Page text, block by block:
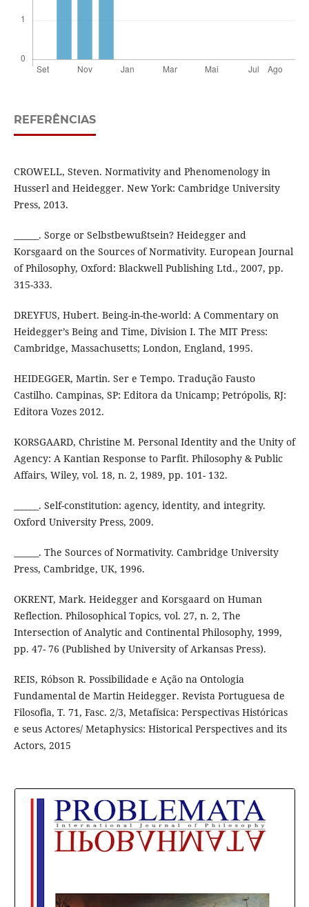
REFERÊNCIAS
CROWELL, Steven. Normativity and Phenomenology in
Husserl and Heidegger. New York: Cambridge University
Press, 2013.
______. Sorge or Selbstbewußtsein? Heidegger and
Korsgaard on the Sources of Normativity. European Journal
of Philosophy, Oxford: Blackwell Publishing Ltd., 2007, pp.
315-333.
DREYFUS, Hubert. Being-in-the-world: A Commentary on
Heidegger’s Being and Time, Division I. The MIT Press:
Cambridge, Massachusetts; London, England, 1995.
HEIDEGGER, Martin. Ser e Tempo. Tradução Fausto
Castilho. Campinas, SP: Editora da Unicamp; Petrópolis, RJ:
Editora Vozes 2012.
KORSGAARD, Christine M. Personal Identity and the Unity of
Agency: A Kantian Response to Parfit. Philosophy & Public
Affairs, Wiley, vol. 18, n. 2, 1989, pp. 101- 132.
______. Self-constitution: agency, identity, and integrity.
Oxford University Press, 2009.
______. The Sources of Normativity. Cambridge University
Press, Cambridge, UK, 1996.
OKRENT, Mark. Heidegger and Korsgaard on Human
Reflection. Philosophical Topics, vol. 27, n. 2, The
Intersection of Analytic and Continental Philosophy, 1999,
pp. 47- 76 (Published by University of Arkansas Press).
REIS, Róbson R. Possibilidade e Ação na Ontologia
Fundamental de Martin Heidegger. Revista Portuguesa de
Filosofia, T. 71, Fasc. 2/3, Metafísica: Perspectivas Históricas
e seus Actores/ Metaphysics: Historical Perspectives and its
Actors, 2015